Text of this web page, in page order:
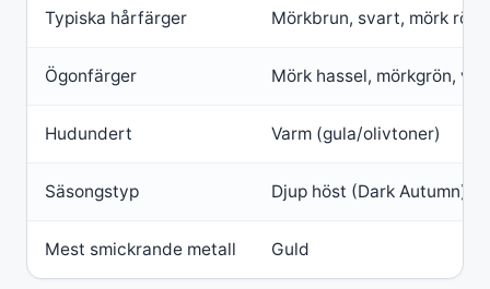
Typiska hårfärger Mörkbrun, svart, mörk
Ögonfärger Mörk hassel, mörkgrön,
Hudundert Varm (gula/olivtoner)
Säsongstyp Djup höst (Dark Autumn)
Mest smickrande metall Guld